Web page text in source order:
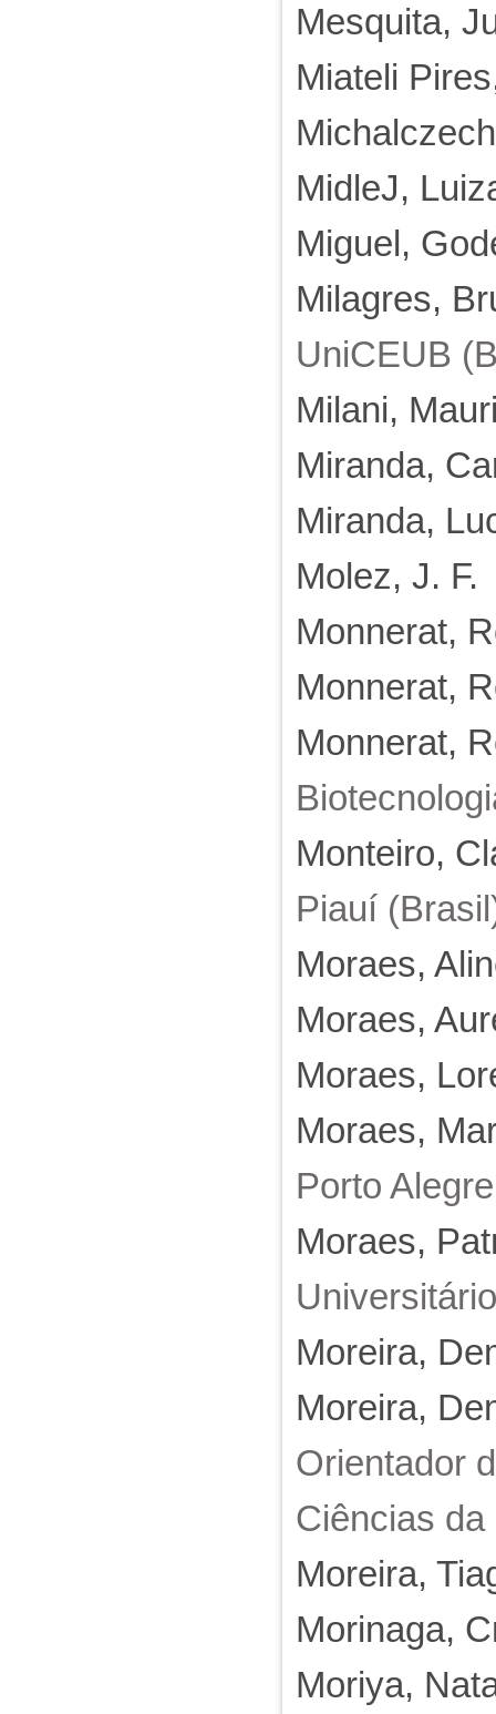
Mesquita,
Miateli
MidleJ,
Miguel,
Milagres,
UniCEUB
Milani,
Miranda,
Miranda,
Molez, J. F.
Monnerat,
Monnerat,
Monnerat,
Monteiro,
Piauí
Moraes,
Moraes,
Moraes,
Moraes,
Porto
Moraes,
Universitário
Moreira,
Moreira,
Orientador
Ciências
Moreira,
Morinaga,
Moriya,